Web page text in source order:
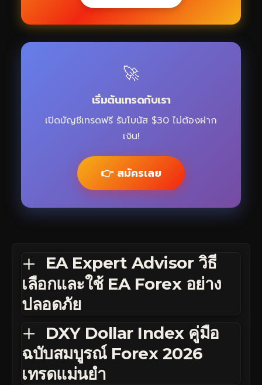
🚀
เริ่มต้นเทรดกับเรา
เปิดบัญชีเทรดฟรี รับโบนัส $30 ไม่ต้องฝาก
เงิน!
👉 สมัครเลย
EA Expert Advisor วิธี
เลือกและใช้ EA Forex อย่าง
ปลอดภัย
DXY Dollar Index คู่มือ
ฉบับสมบูรณ์ Forex 2026
เทรดแม่นยำ